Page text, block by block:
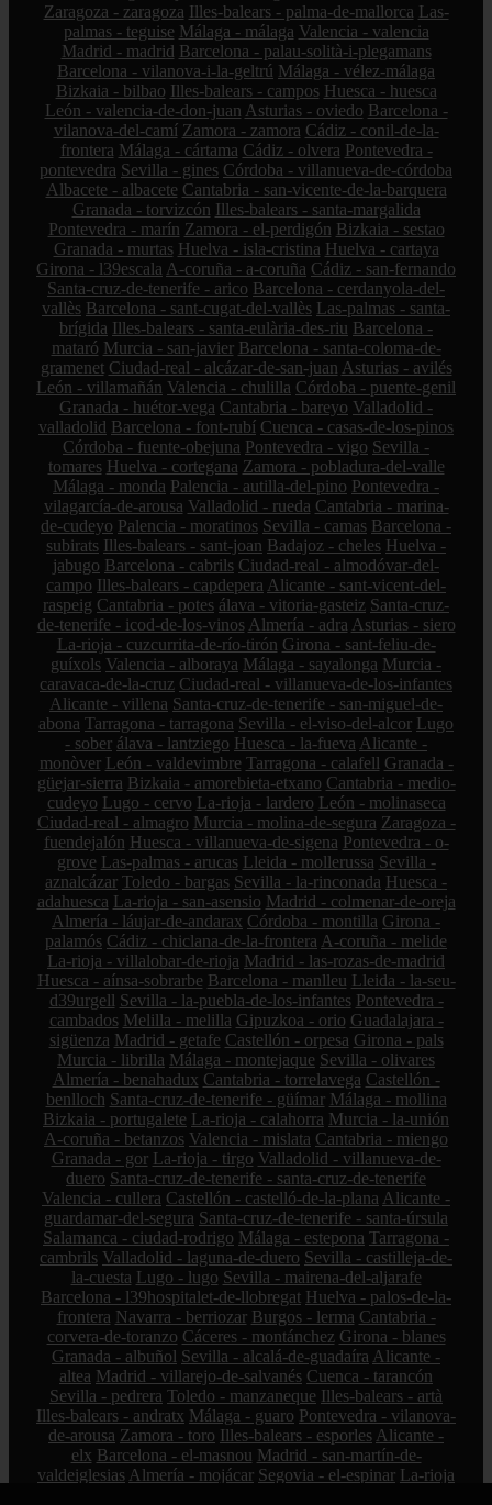
Zaragoza - zaragoza Illes-balears - palma-de-mallorca Las-
palmas - teguise Málaga - málaga Valencia - valencia
Madrid - madrid Barcelona - palau-solità-i-plegamans
Barcelona - vilanova-i-la-geltrú Málaga - vélez-málaga
Bizkaia - bilbao Illes-balears - campos Huesca - huesca
León - valencia-de-don-juan Asturias - oviedo Barcelona -
vilanova-del-camí Zamora - zamora Cádiz - conil-de-la-
frontera Málaga - cártama Cádiz - olvera Pontevedra -
pontevedra Sevilla - gines Córdoba - villanueva-de-córdoba
Albacete - albacete Cantabria - san-vicente-de-la-barquera
Granada - torvizcón Illes-balears - santa-margalida
Pontevedra - marín Zamora - el-perdigón Bizkaia - sestao
Granada - murtas Huelva - isla-cristina Huelva - cartaya
Girona - l39escala A-coruña - a-coruña Cádiz - san-fernando
Santa-cruz-de-tenerife - arico Barcelona - cerdanyola-del-
vallès Barcelona - sant-cugat-del-vallès Las-palmas - santa-
brígida Illes-balears - santa-eulària-des-riu Barcelona -
mataró Murcia - san-javier Barcelona - santa-coloma-de-
gramenet Ciudad-real - alcázar-de-san-juan Asturias - avilés
León - villamañán Valencia - chulilla Córdoba - puente-genil
Granada - huétor-vega Cantabria - bareyo Valladolid -
valladolid Barcelona - font-rubí Cuenca - casas-de-los-pinos
Córdoba - fuente-obejuna Pontevedra - vigo Sevilla -
tomares Huelva - cortegana Zamora - pobladura-del-valle
Málaga - monda Palencia - autilla-del-pino Pontevedra -
vilagarcía-de-arousa Valladolid - rueda Cantabria - marina-
de-cudeyo Palencia - moratinos Sevilla - camas Barcelona -
subirats Illes-balears - sant-joan Badajoz - cheles Huelva -
jabugo Barcelona - cabrils Ciudad-real - almodóvar-del-
campo Illes-balears - capdepera Alicante - sant-vicent-del-
raspeig Cantabria - potes álava - vitoria-gasteiz Santa-cruz-
de-tenerife - icod-de-los-vinos Almería - adra Asturias - siero
La-rioja - cuzcurrita-de-río-tirón Girona - sant-feliu-de-
guíxols Valencia - alboraya Málaga - sayalonga Murcia -
caravaca-de-la-cruz Ciudad-real - villanueva-de-los-infantes
Alicante - villena Santa-cruz-de-tenerife - san-miguel-de-
abona Tarragona - tarragona Sevilla - el-viso-del-alcor Lugo
- sober álava - lantziego Huesca - la-fueva Alicante -
monòver León - valdevimbre Tarragona - calafell Granada -
güejar-sierra Bizkaia - amorebieta-etxano Cantabria - medio-
cudeyo Lugo - cervo La-rioja - lardero León - molinaseca
Ciudad-real - almagro Murcia - molina-de-segura Zaragoza -
fuendejalón Huesca - villanueva-de-sigena Pontevedra - o-
grove Las-palmas - arucas Lleida - mollerussa Sevilla -
aznalcázar Toledo - bargas Sevilla - la-rinconada Huesca -
adahuesca La-rioja - san-asensio Madrid - colmenar-de-oreja
Almería - láujar-de-andarax Córdoba - montilla Girona -
palamós Cádiz - chiclana-de-la-frontera A-coruña - melide
La-rioja - villalobar-de-rioja Madrid - las-rozas-de-madrid
Huesca - aínsa-sobrarbe Barcelona - manlleu Lleida - la-seu-
d39urgell Sevilla - la-puebla-de-los-infantes Pontevedra -
cambados Melilla - melilla Gipuzkoa - orio Guadalajara -
sigüenza Madrid - getafe Castellón - orpesa Girona - pals
Murcia - librilla Málaga - montejaque Sevilla - olivares
Almería - benahadux Cantabria - torrelavega Castellón -
benlloch Santa-cruz-de-tenerife - güímar Málaga - mollina
Bizkaia - portugalete La-rioja - calahorra Murcia - la-unión
A-coruña - betanzos Valencia - mislata Cantabria - miengo
Granada - gor La-rioja - tirgo Valladolid - villanueva-de-
duero Santa-cruz-de-tenerife - santa-cruz-de-tenerife
Valencia - cullera Castellón - castelló-de-la-plana Alicante -
guardamar-del-segura Santa-cruz-de-tenerife - santa-úrsula
Salamanca - ciudad-rodrigo Málaga - estepona Tarragona -
cambrils Valladolid - laguna-de-duero Sevilla - castilleja-de-
la-cuesta Lugo - lugo Sevilla - mairena-del-aljarafe
Barcelona - l39hospitalet-de-llobregat Huelva - palos-de-la-
frontera Navarra - berriozar Burgos - lerma Cantabria -
corvera-de-toranzo Cáceres - montánchez Girona - blanes
Granada - albuñol Sevilla - alcalá-de-guadaíra Alicante -
altea Madrid - villarejo-de-salvanés Cuenca - tarancón
Sevilla - pedrera Toledo - manzaneque Illes-balears - artà
Illes-balears - andratx Málaga - guaro Pontevedra - vilanova-
de-arousa Zamora - toro Illes-balears - esporles Alicante -
elx Barcelona - el-masnou Madrid - san-martín-de-
valdeiglesias Almería - mojácar Segovia - el-espinar La-rioja